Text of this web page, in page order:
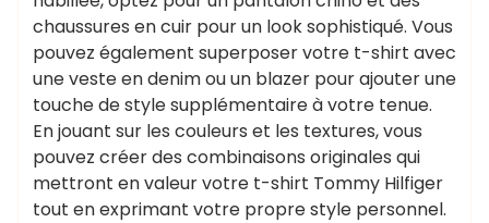
chaussures en cuir pour un look sophistiqué. Vous
pouvez également superposer votre t-shirt avec
une veste en denim ou un blazer pour ajouter une
touche de style supplémentaire à votre tenue.
En jouant sur les couleurs et les textures, vous
pouvez créer des combinaisons originales qui
mettront en valeur votre t-shirt Tommy Hilfiger
tout en exprimant votre propre style personnel.